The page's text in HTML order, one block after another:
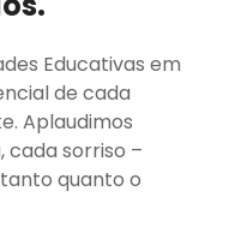
Educativas em
de cada
Aplaudimos
cada sorriso –
quanto o